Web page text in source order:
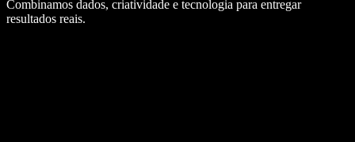
Combinamos dados, criatividade e tecnologia para entregar
resultados reais.